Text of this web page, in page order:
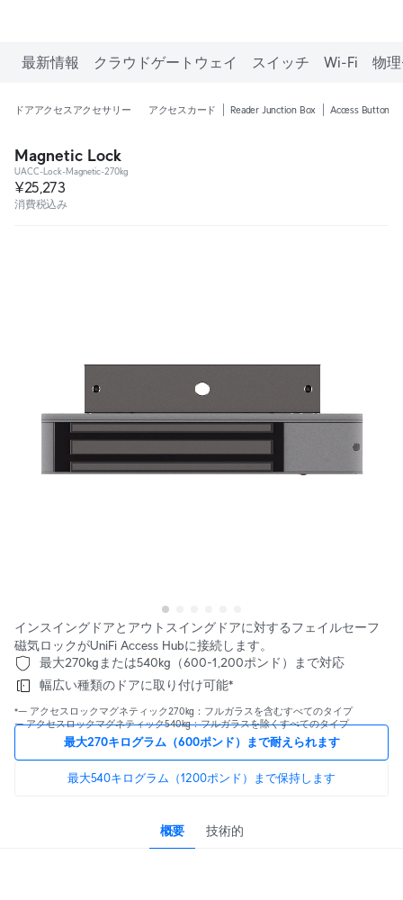
最新情報 クラウドゲートウェイ スイッチ Wi-Fi 物
ドアアクセスアクセサリー アクセスカード Reader Junction Box Access Button
Magnetic Lock
UACC-Lock-Magnetic-270kg
¥25,273
消費税込み
インスイングドアとアウトスイングドアに対するフェイルセーフ
磁気ロックがUniFi Access Hubに接続します。
最大270kgまたは540kg（600-1,200ポンド）まで対応
幅広い種類のドアに取り付け可能*
*— アクセスロックマグネティック270kg：フルガラスを含むすべてのタイプ
— アクセスロックマグネティック540kg：フルガラスを除くすべてのタイプ
最大270キログラム（600ポンド）まで耐えられます
最大540キログラム（1200ポンド）まで保持します
概要 技術的